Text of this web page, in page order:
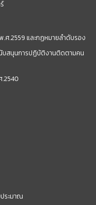
ศ.2559 และกฏหมายลำดับรอง
บสนุนการปฏิบัติงานติดตามคน
ระมาณ